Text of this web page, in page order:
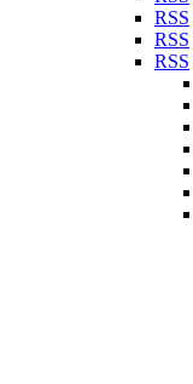
RSS
RSS
RSS